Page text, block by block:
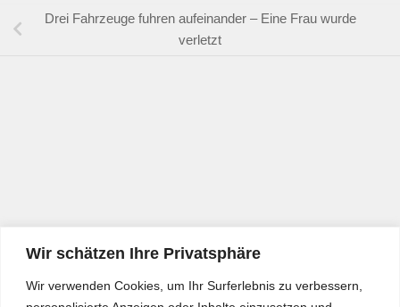
Wir schätzen Ihre Privatsphäre
Wir verwenden Cookies, um Ihr Surferlebnis zu verbessern,
Drei Fahrzeuge fuhren aufeinander – Eine Frau wurde
verletzt